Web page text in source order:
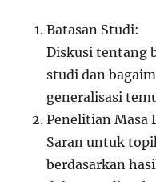
Batasan Studi:
Diskusi tentang
studi dan
generalisasi
Penelitian Masa
Saran untuk
berdasarkan